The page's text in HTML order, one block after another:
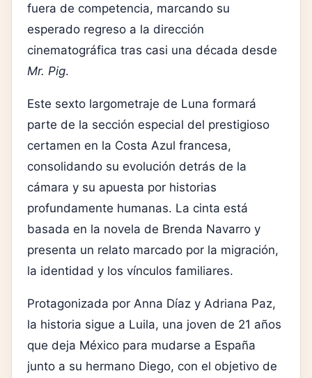
fuera de competencia, marcando su
esperado regreso a la dirección
cinematográfica tras casi una década desde
Mr. Pig.
Este sexto largometraje de Luna formará
parte de la sección especial del prestigioso
certamen en la Costa Azul francesa,
consolidando su evolución detrás de la
cámara y su apuesta por historias
profundamente humanas. La cinta está
basada en la novela de Brenda Navarro y
presenta un relato marcado por la migración,
la identidad y los vínculos familiares.
Protagonizada por Anna Díaz y Adriana Paz,
la historia sigue a Luila, una joven de 21 años
que deja México para mudarse a España
junto a su hermano Diego, con el objetivo de